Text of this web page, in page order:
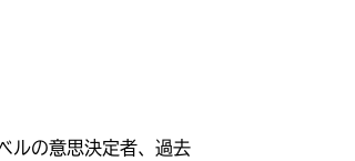
ルの意思決定者、過去